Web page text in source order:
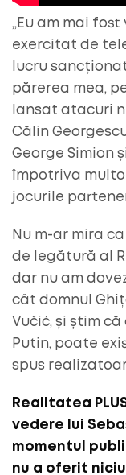
„Eu am mai
exercitat de
lucru
părerea mea,
lansat atacuri
Călin
George Simion
împotriva
jocurile
Nu m-ar mira
de legătură al
dar nu am
cât domnul
Vučić, și știm
Putin, poate
spus
Realitatea
vedere lui
momentul
nu a oferit